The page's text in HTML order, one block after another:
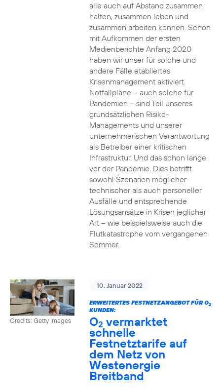
alle auch auf Abstand zusammen
halten, zusammen leben und
zusammen arbeiten können. Schon
mit Aufkommen der ersten
Medienberichte Anfang 2020
haben wir unser für solche und
andere Fälle etabliertes
Krisenmanagement aktiviert.
Notfallpläne – auch solche für
Pandemien – sind Teil unseres
grundsätzlichen Risiko-
Managements und unserer
unternehmerischen Verantwortung
als Betreiber einer kritischen
Infrastruktur. Und das schon lange
vor der Pandemie. Dies betrifft
sowohl Szenarien möglicher
technischer als auch personeller
Ausfälle und entsprechende
Lösungsansätze in Krisen jeglicher
Art – wie beispielsweise auch die
Flutkatastrophe vom vergangenen
Sommer.
Credits: Getty Images
10. Januar 2022
ERWEITERTES FESTNETZANGEBOT FÜR O2
KUNDEN:
O2 vermarktet
schnelle
Festnetztarife auf
dem Netz von
Westenergie
Breitband